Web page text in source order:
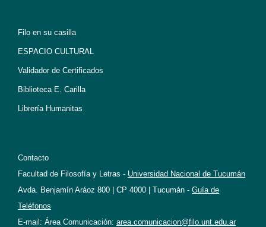
Filo en su casilla
ESPACIO CULTURAL
Validador de Certificados
Biblioteca E. Carilla
Librería Humanitas
Contacto
Facultad de Filosofía y Letras - Universidad Nacional de Tucumán
Avda. Benjamín Aráoz 800 | CP 4000 | Tucumán - Guía de
Teléfonos
E-mail: Área Comunicación: area.comunicacion@filo.unt.edu.ar